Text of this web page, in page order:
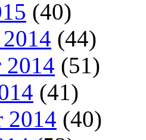
(40)
(44)
2014 (51)
(41)
2014 (40)